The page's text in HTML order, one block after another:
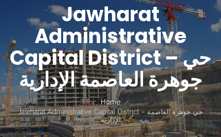
Jawharat
Administrative
Capital District – حي
جوهرة العاصمة الإدارية
Home
Jawharat Administrative Capital District – حي جوهرة العاصمة
الإدارية